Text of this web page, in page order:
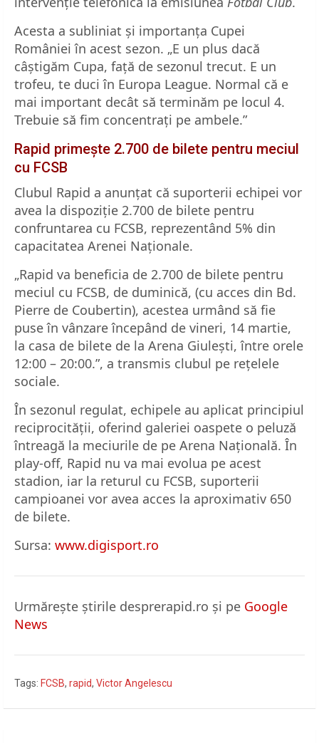
Acesta a subliniat și importanța Cupei
României în acest sezon. „E un plus dacă
câștigăm Cupa, față de sezonul trecut. E un
trofeu, te duci în Europa League. Normal că e
mai important decât să terminăm pe locul 4.
Trebuie să fim concentrați pe ambele.”
Rapid primește 2.700 de bilete pentru meciul
cu FCSB
Clubul Rapid a anunțat că suporterii echipei vor
avea la dispoziție 2.700 de bilete pentru
confruntarea cu FCSB, reprezentând 5% din
capacitatea Arenei Naționale.
„Rapid va beneficia de 2.700 de bilete pentru
meciul cu FCSB, de duminică, (cu acces din Bd.
Pierre de Coubertin), acestea urmând să fie
puse în vânzare începând de vineri, 14 martie,
la casa de bilete de la Arena Giulești, între orele
12:00 – 20:00.”, a transmis clubul pe rețelele
sociale.
În sezonul regulat, echipele au aplicat principiul
reciprocității, oferind galeriei oaspete o peluză
întreagă la meciurile de pe Arena Națională. În
play-off, Rapid nu va mai evolua pe acest
stadion, iar la returul cu FCSB, suporterii
campioanei vor avea acces la aproximativ 650
de bilete.
Sursa: www.digisport.ro
Urmărește știrile desprerapid.ro și pe Google
News
Tags: FCSB, rapid, Victor Angelescu